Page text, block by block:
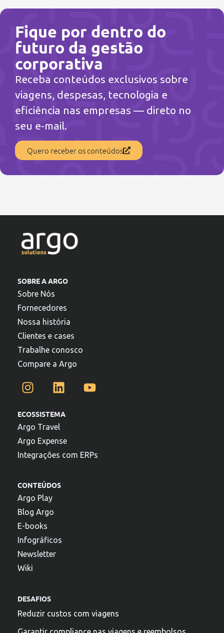
Fique por dentro do
futuro da gestão
corporativa
Receba conteúdos exclusivos sobre
viagens, despesas, tecnologia e
eficiência nas empresas — direto no
seu e-mail.
Quero receber os conteúdos
SOBRE A ARGO
Sobre Nós
Fornecedores
Nossa história
Clientes e cases
Trabalhe conosco
Compare a Argo
ECOSSISTEMA
Argo Travel
Argo Expense
Integrações com ERPs
CONTEÚDOS
Argo Play
Blog Argo
E-books
Infográficos
Newsletter
Wiki
DESAFIOS
Reduzir custos com viagens